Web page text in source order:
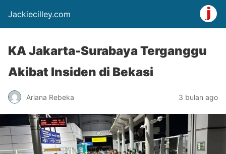
Jackiecilley.com
KA Jakarta-Surabaya Terganggu
Akibat Insiden di Bekasi
Ariana Rebeka 3 bulan ago